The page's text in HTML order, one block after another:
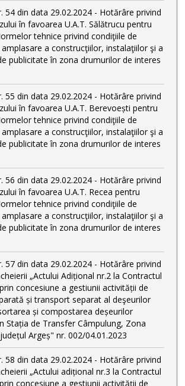
54 din data 29.02.2024 - Hotărâre privind
în favoarea U.A.T. Sălătrucu pentru
tehnice privind condiţiile de
a construcţiilor, instalaţiilor şi a
publicitate în zona drumurilor de interes
55 din data 29.02.2024 - Hotărâre privind
în favoarea U.A.T. Berevoești pentru
tehnice privind condiţiile de
a construcţiilor, instalaţiilor şi a
publicitate în zona drumurilor de interes
56 din data 29.02.2024 - Hotărâre privind
în favoarea U.A.T. Recea pentru
tehnice privind condiţiile de
a construcţiilor, instalaţiilor şi a
publicitate în zona drumurilor de interes
57 din data 29.02.2024 - Hotărâre privind
„Actului Adițional nr.2 la Contractul
concesiune a gestiunii activității de
și transport separat al deşeurilor
și compostarea deșeurilor
Stația de Transfer Câmpulung, Zona
Argeș" nr. 002/04.01.2023
58 din data 29.02.2024 - Hotărâre privind
„Actului adițional nr.3 la Contractul
concesiune a gestiunii activității de